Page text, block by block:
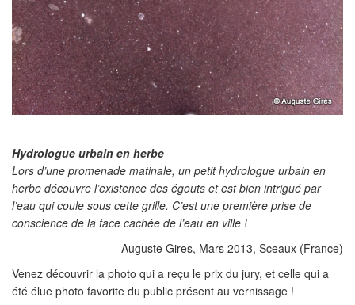
Hydrologue urbain en herbe
Lors d’une promenade matinale, un petit hydrologue urbain en
herbe découvre l’existence des égouts et est bien intrigué par
l’eau qui coule sous cette grille. C’est une première prise de
conscience de la face cachée de l’eau en ville !
Auguste Gires, Mars 2013, Sceaux (France)
Venez découvrir la photo qui a reçu le prix du jury, et celle qui a
été élue photo favorite du public présent au vernissage !